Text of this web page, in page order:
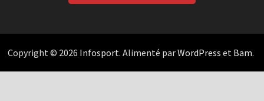
Copyright © 2026 Infosport. Alimenté parWordPress et Bam.